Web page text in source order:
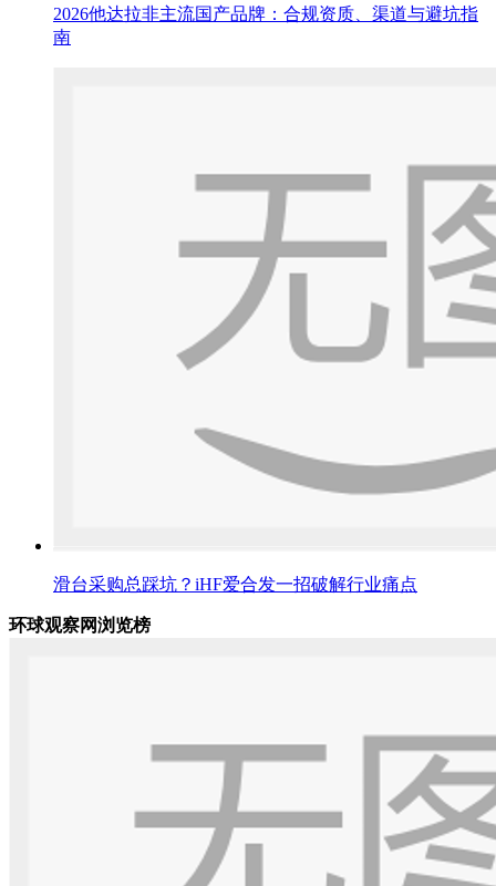
2026他达拉非主流国产品牌：合规资质、渠道与避坑指
南
滑台采购总踩坑？iHF爱合发一招破解行业痛点
环球观察网浏览榜